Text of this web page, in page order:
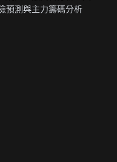
預測與主力籌碼分析